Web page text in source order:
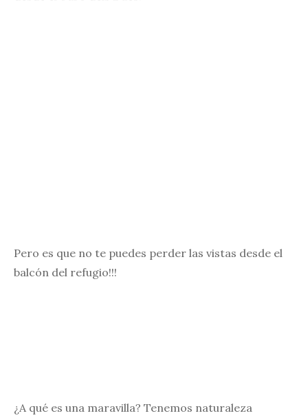
Pero es que no te puedes perder las vistas desde el
balcón del refugio!!!
¿A qué es una maravilla? Tenemos naturaleza